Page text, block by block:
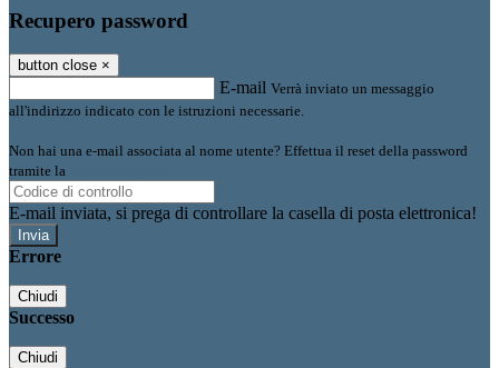
Recupero password
button close ×
E-mail Verrà inviato un messaggio
all'indirizzo indicato con le istruzioni necessarie.
Non hai una e-mail associata al nome utente? Effettua il reset della password
tramite la
E-mail inviata, si prega di controllare la casella di posta elettronica!
Errore
Chiudi
Successo
Chiudi